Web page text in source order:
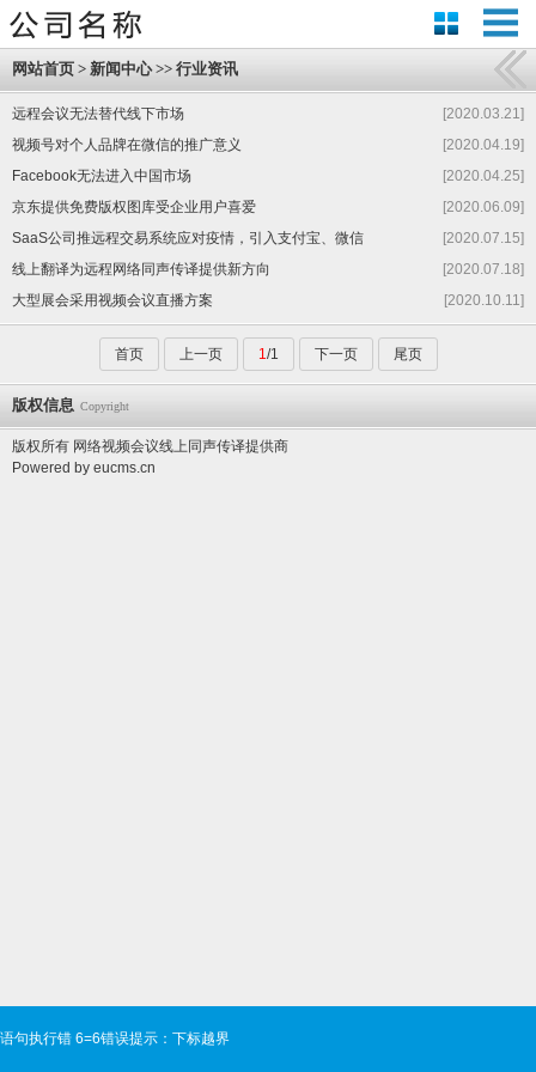
网站首页 > 新闻中心>> 行业资讯
远程会议无法替代线下市场
[2020.03.21]
视频号对个人品牌在微信的推广意义
[2020.04.19]
Facebook无法进入中国市场
[2020.04.25]
京东提供免费版权图库受企业用户喜爱
[2020.06.09]
SaaS公司推远程交易系统应对疫情，引入支付宝、微信
[2020.07.15]
线上翻译为远程网络同声传译提供新方向
[2020.07.18]
大型展会采用视频会议直播方案
[2020.10.11]
首页 上一页 1/1 下一页 尾页
版权信息 Copyright
版权所有 网络视频会议线上同声传译提供商
Powered by eucms.cn
语句执行错 6=6错误提示：下标越界